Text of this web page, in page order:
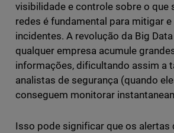
visibilidade e controle sobre o que
redes é fundamental para mitigar e
incidentes. A revolução da Big
qualquer empresa acumule
informações, dificultando assim a
analistas de segurança (quando
conseguem monitorar
Isso pode significar que os alertas